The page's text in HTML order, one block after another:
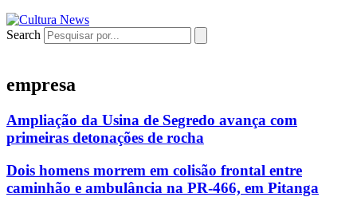
Search
empresa
Ampliação da Usina de Segredo avança com
primeiras detonações de rocha
Dois homens morrem em colisão frontal entre
caminhão e ambulância na PR-466, em Pitanga